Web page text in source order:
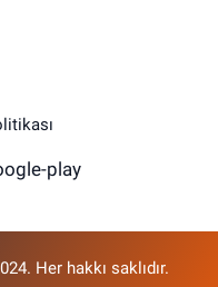
Her hakkı saklıdır.